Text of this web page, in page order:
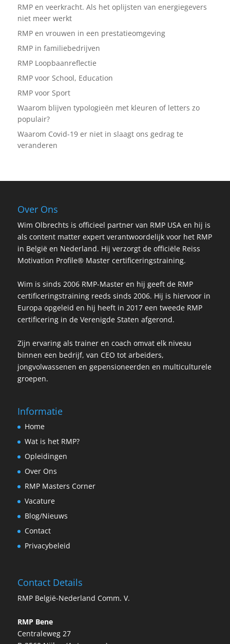
RMP en veerkracht. Als het oplijsten van energiegevers
niet meer werkt
RMP en vrouwen in een prestatieomgeving
RMP in familiebedrijven
RMP Loopbaanreflectie
RMP voor School, Education
RMP voor Sport
Waarom blijven typologieën met kleuren of letters zo
populair?
Waarom Covid-19 er niet in slaagt ons gedrag te
veranderen
Over Ons
Wim Olbrechts is officieel partner van RMP USA en hij is
als content matter expert verantwoordelijk voor het RMP
in België en Nederland. Hij verzorgt de officiële Reiss
Motivation Profile® Master certificeringstraining.
Wim is sinds 2006 RMP-Master en hij geeft de RMP
certificeringstraining reeds sinds 2006. Hij is hiervoor in
Europa opgeleid en hij heeft in 2017 een tweede RMP
certificering in de Verenigde Staten afgerond.
Zijn ervaring als trainer en coach omvat elk niveau
binnen een bedrijf, van CEO tot arbeiders,
jongvolwassenen en gepensioneerden en multiculturele
groepen.
Informatie
Home
Wat is het RMP?
Opleidingen
Over Ons
RMP Masters Corner
Vacature
Blog/Nieuws
Contact
Privacybeleid
Contact Details
RMP België-Nederland Comm. V.
RMP Bene
Centraleweg 27